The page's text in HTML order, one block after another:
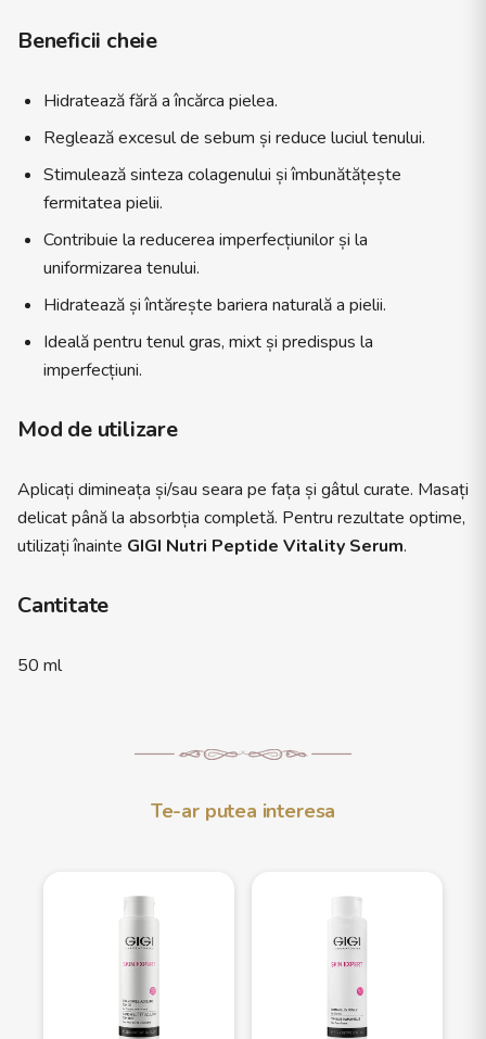
Beneficii cheie
Hidratează fără a încărca pielea.
Reglează excesul de sebum și reduce luciul tenului.
Stimulează sinteza colagenului și îmbunătățește
fermitatea pielii.
Contribuie la reducerea imperfecțiunilor și la
uniformizarea tenului.
Hidratează și întărește bariera naturală a pielii.
Ideală pentru tenul gras, mixt și predispus la
imperfecțiuni.
Mod de utilizare
Aplicați dimineața și/sau seara pe fața și gâtul curate. Masați
delicat până la absorbția completă. Pentru rezultate optime,
utilizați înainte GIGI Nutri Peptide Vitality Serum.
Cantitate
50 ml
Te-ar putea interesa